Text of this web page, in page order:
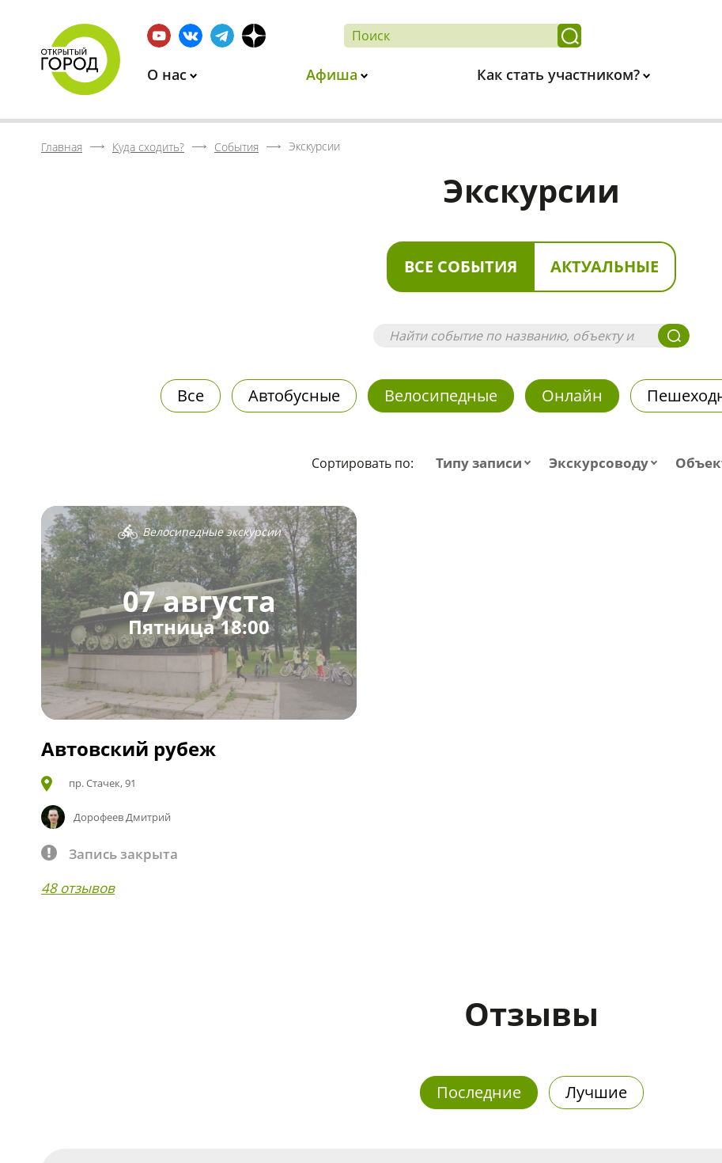
О нас Афиша Как стать участником?
Главная Куда сходить? События Экскурсии
Экскурсии
ВСЕ СОБЫТИЯ АКТУАЛЬНЫЕ
Все Автобусные Велосипедные Онлайн
Сортировать по: Типу записи Экскурсоводу
Велосипедные экскурсии
07 августа
Пятница 18:00
Автовский рубеж
пр. Стачек, 91
Дорофеев Дмитрий
Запись закрыта
48 отзывов
Отзывы
Последние Лучшие